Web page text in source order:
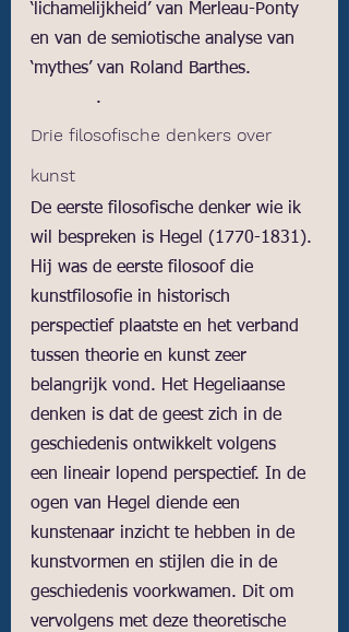
‘lichamelijkheid’ van Merleau-Ponty
en van de semiotische analyse van
‘mythes’ van Roland Barthes.
            .
Drie filosofische denkers over
kunst
De eerste filosofische denker wie ik
wil bespreken is Hegel (1770-1831).
Hij was de eerste filosoof die
kunstfilosofie in historisch
perspectief plaatste en het verband
tussen theorie en kunst zeer
belangrijk vond. Het Hegeliaanse
denken is dat de geest zich in de
geschiedenis ontwikkelt volgens
een lineair lopend perspectief. In de
ogen van Hegel diende een
kunstenaar inzicht te hebben in de
kunstvormen en stijlen die in de
geschiedenis voorkwamen. Dit om
vervolgens met deze theoretische